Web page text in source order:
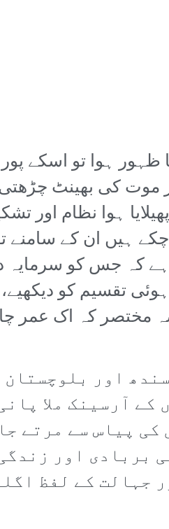
ہوا تو اسکے
موت کی بھینٹ
ہوا نظام اور
ہیں ان کے
کہ جس کو سرمایہ
تقسیم کو دیکھیے،
مختصر کہ اک عمر
اور بلوچستان
آرسینک ملا
کی پیاس سے مرتے
بربادی اور
جہالت کے لفظ